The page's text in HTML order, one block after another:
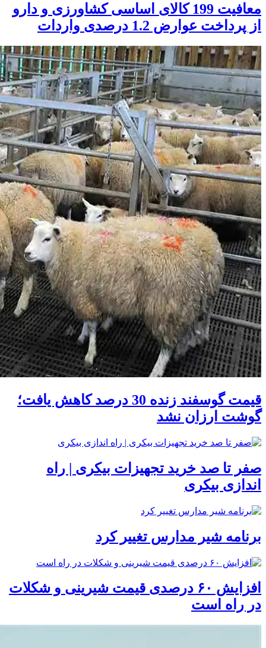
معافیت 199 کالای اساسی کشاورزی و دارو
از پرداخت عوارض 1.2 درصدی واردات
قیمت گوسفند زنده 30 درصد کاهش یافت؛
گوشت ارزان نشد
صفر تا صد خرید تجهیزات بیکری | راه
اندازی بیکری
برنامه شیر مدارس تغییر کرد
افزایش ۶۰ درصدی قیمت شیرینی و شکلات
در راه است